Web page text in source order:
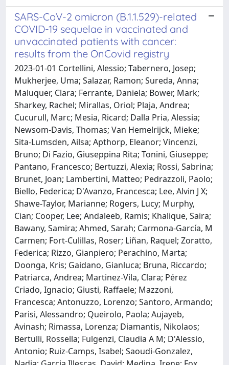
SARS-CoV-2 omicron (B.1.1.529)-related
COVID-19 sequelae in vaccinated and
unvaccinated patients with cancer:
results from the OnCovid registry
2023-01-01 Cortellini, Alessio; Tabernero, Josep;
Mukherjee, Uma; Salazar, Ramon; Sureda, Anna;
Maluquer, Clara; Ferrante, Daniela; Bower, Mark;
Sharkey, Rachel; Mirallas, Oriol; Plaja, Andrea;
Cucurull, Marc; Mesia, Ricard; Dalla Pria, Alessia;
Newsom-Davis, Thomas; Van Hemelrijck, Mieke;
Sita-Lumsden, Ailsa; Apthorp, Eleanor; Vincenzi,
Bruno; Di Fazio, Giuseppina Rita; Tonini, Giuseppe;
Pantano, Francesco; Bertuzzi, Alexia; Rossi, Sabrina;
Brunet, Joan; Lambertini, Matteo; Pedrazzoli, Paolo;
Biello, Federica; D'Avanzo, Francesca; Lee, Alvin J X;
Shawe-Taylor, Marianne; Rogers, Lucy; Murphy,
Cian; Cooper, Lee; Andaleeb, Ramis; Khalique, Saira;
Bawany, Samira; Ahmed, Sarah; Carmona-García, M
Carmen; Fort-Culillas, Roser; Liñan, Raquel; Zoratto,
Federica; Rizzo, Gianpiero; Perachino, Marta;
Doonga, Kris; Gaidano, Gianluca; Bruna, Riccardo;
Patriarca, Andrea; Martinez-Vila, Clara; Pérez
Criado, Ignacio; Giusti, Raffaele; Mazzoni,
Francesca; Antonuzzo, Lorenzo; Santoro, Armando;
Parisi, Alessandro; Queirolo, Paola; Aujayeb,
Avinash; Rimassa, Lorenza; Diamantis, Nikolaos;
Bertulli, Rossella; Fulgenzi, Claudia A M; D'Alessio,
Antonio; Ruiz-Camps, Isabel; Saoudi-Gonzalez,